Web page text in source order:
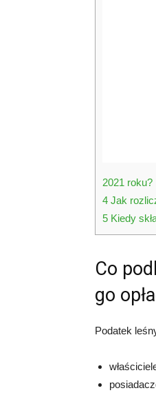
2021 roku?
4 Jak
5 Kiedy
Co
go
Podatek